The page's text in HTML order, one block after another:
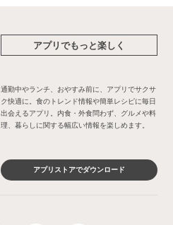
アプリでもっと楽しく
通勤中やランチ、おやすみ前に、アプリでサクサ
ク快適に。食のトレンド情報や簡単レシピに毎日
出会えるアプリ。内食・外食問わず、グルメや料
理、暮らしに関する幅広い情報を楽しめます。
アプリストアでダウンロード